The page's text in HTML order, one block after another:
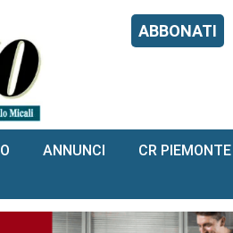
ABBONATI
ANNUNCI CR PIEMONTE